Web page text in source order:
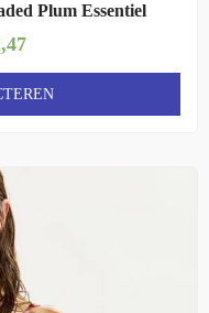
Plum Essentiel